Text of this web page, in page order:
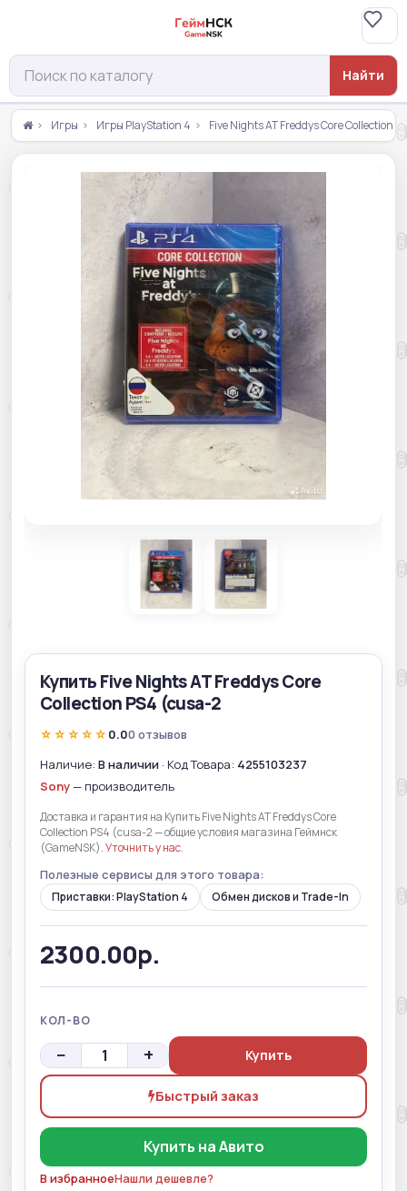
Найти
Игры Игры PlayStation 4 Five Nights AT Freddys Core Collection
Купить Five Nights AT Freddys Core
Collection PS4 (cusa-2
☆☆☆☆☆ 0.00 отзывов
Наличие: В наличии · Код Товара: 4255103237
Sony— производитель
Доставка и гарантия на Купить Five Nights AT Freddys Core
Collection PS4 (cusa-2 — общие условия магазина Геймнск
(GameNSK).Уточнить у нас.
Полезные сервисы для этого товара:
Приставки: PlayStation 4 Обмен дисков и Trade-In
2300.00р.
КОЛ-ВО
− + Купить
Быстрый заказ
Купить на Авито
В избранноеНашли дешевле?